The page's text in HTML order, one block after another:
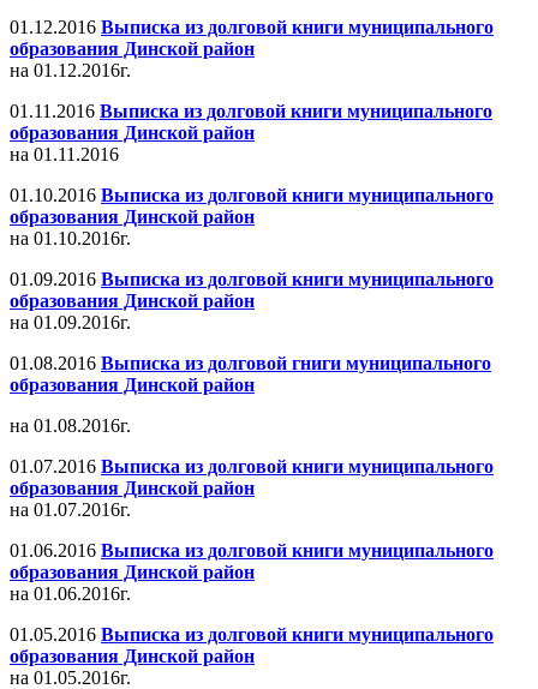
01.12.2016 Выписка из долговой книги муниципального
образования Динской район
на 01.12.2016г.
01.11.2016 Выписка из долговой книги муниципального
образования Динской район
на 01.11.2016
01.10.2016 Выписка из долговой книги муниципального
образования Динской район
на 01.10.2016г.
01.09.2016 Выписка из долговой книги муниципального
образования Динской район
на 01.09.2016г.
01.08.2016 Выписка из долговой гниги муниципального
образования Динской район
на 01.08.2016г.
01.07.2016 Выписка из долговой книги муниципального
образования Динской район
на 01.07.2016г.
01.06.2016 Выписка из долговой книги муниципального
образования Динской район
на 01.06.2016г.
01.05.2016 Выписка из долговой книги муниципального
образования Динской район
на 01.05.2016г.